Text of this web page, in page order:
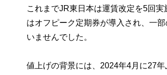
これまでJR東日本は運賃改定を5回
はオフピーク定期券が導入され、一
いませんでした。
値上げの背景には、2024年4月に27